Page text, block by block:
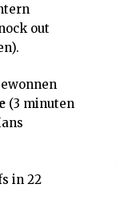
out
(3 minuten
in 22